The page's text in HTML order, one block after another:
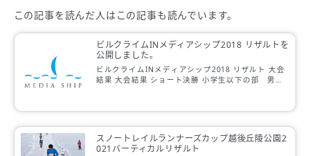
この記事を読んだ人は この記事も読んでいます。
ビルクライムINメディアシップ2018 リザルトを
公開しました。
ビルクライムINメディアシップ2018 リザルト 大会
結果 大会結果 ショート決勝 小学生以下の部 男子
スノートレイルランナーズカップ越後丘陵公園2
021バーティカルリザルト